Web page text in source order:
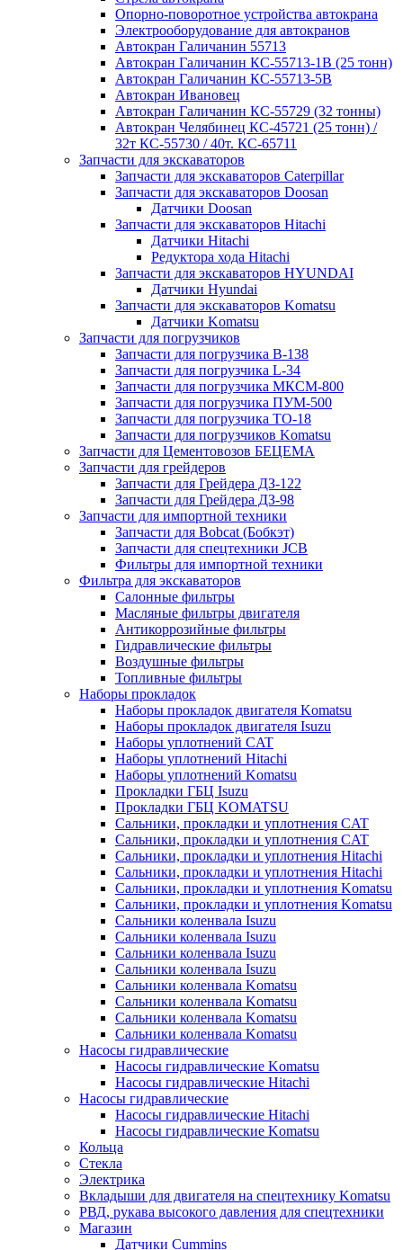
Опорно-поворотное устройства автокрана
Электрооборудование для автокранов
Автокран Галичанин 55713
Автокран Галичанин КС-55713-1В (25 тонн)
Автокран Галичанин КС-55713-5В
Автокран Ивановец
Автокран Галичанин КС-55729 (32 тонны)
Автокран Челябинец КС-45721 (25 тонн) /
32т КС-55730 / 40т. КС-65711
Запчасти для экскаваторов
Запчасти для экскаваторов Caterpillar
Запчасти для экскаваторов Doosan
Датчики Doosan
Запчасти для экскаваторов Hitachi
Датчики Hitachi
Редуктора хода Hitachi
Запчасти для экскаваторов HYUNDAI
Датчики Hyundai
Запчасти для экскаваторов Komatsu
Датчики Komatsu
Запчасти для погрузчиков
Запчасти для погрузчика B-138
Запчасти для погрузчика L-34
Запчасти для погрузчика МКСМ-800
Запчасти для погрузчика ПУМ-500
Запчасти для погрузчика ТО-18
Запчасти для погрузчиков Komatsu
Запчасти для Цементовозов БЕЦЕМА
Запчасти для грейдеров
Запчасти для Грейдера ДЗ-122
Запчасти для Грейдера ДЗ-98
Запчасти для импортной техники
Запчасти для Bobcat (Бобкэт)
Запчасти для спецтехники JCB
Фильтры для импортной техники
Фильтра для экскаваторов
Салонные фильтры
Масляные фильтры двигателя
Антикоррозийные фильтры
Гидравлические фильтры
Воздушные фильтры
Топливные фильтры
Наборы прокладок
Наборы прокладок двигателя Komatsu
Наборы прокладок двигателя Isuzu
Наборы уплотнений CAT
Наборы уплотнений Hitachi
Наборы уплотнений Komatsu
Прокладки ГБЦ Isuzu
Прокладки ГБЦ KOMATSU
Сальники, прокладки и уплотнения CAT
Сальники, прокладки и уплотнения CAT
Сальники, прокладки и уплотнения Hitachi
Сальники, прокладки и уплотнения Hitachi
Сальники, прокладки и уплотнения Komatsu
Сальники, прокладки и уплотнения Komatsu
Сальники коленвала Isuzu
Сальники коленвала Isuzu
Сальники коленвала Isuzu
Сальники коленвала Isuzu
Сальники коленвала Komatsu
Сальники коленвала Komatsu
Сальники коленвала Komatsu
Сальники коленвала Komatsu
Насосы гидравлические
Насосы гидравлические Komatsu
Насосы гидравлические Hitachi
Насосы гидравлические
Насосы гидравлические Hitachi
Насосы гидравлические Komatsu
Кольца
Стекла
Электрика
Вкладыши для двигателя на спецтехнику Komatsu
РВД, рукава высокого давления для спецтехники
Магазин
Датчики Cummins